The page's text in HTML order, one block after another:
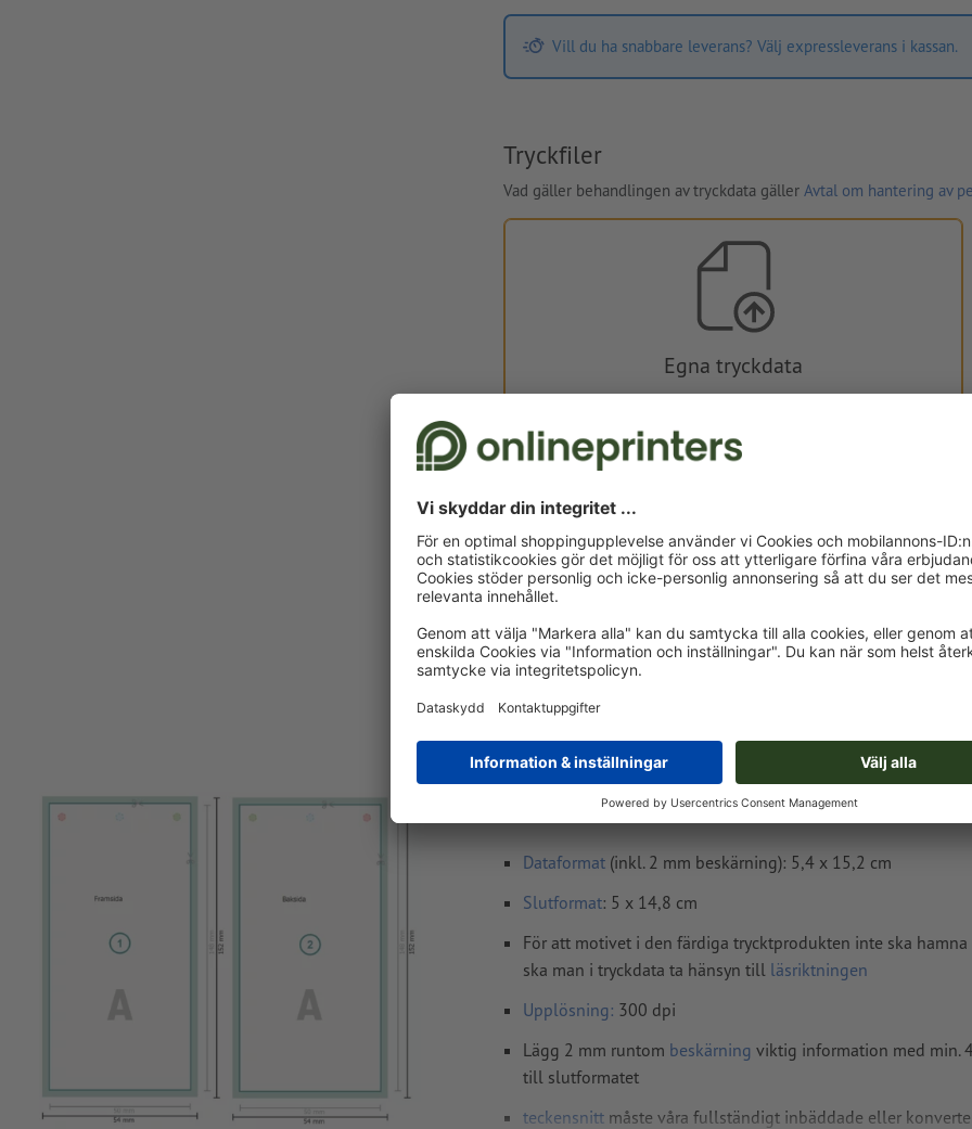
Vill du ha snabbare leverans? Välj expressleverans i kassan.
Tryckfiler
Vad gäller behandlingen av tryckdata gäller Avtal om hantering av
Egna tryckdata
Du kan ladda upp dina tryckdata före eller efter köpet.
exkl. moms
kr 399,51
Levereras cirka:
tis, aug. 18. - tors, aug. 20.
Vikt: ca.
49 g
Tryckdataanvisningar Produktbihang, A6 halv
Dataformat (inkl. 2 mm beskärning): 5,4 x 15,2 cm
Slutformat: 5 x 14,8 cm
För att motivet i den färdiga trycktprodukten inte ska hamna
ska man i tryckdata ta hänsyn till läsriktningen
Upplösning: 300 dpi
Lägg 2 mm runtom beskärning viktig information med min.
till slutformatet
teckensnitt måste våra fullständigt inbäddade eller